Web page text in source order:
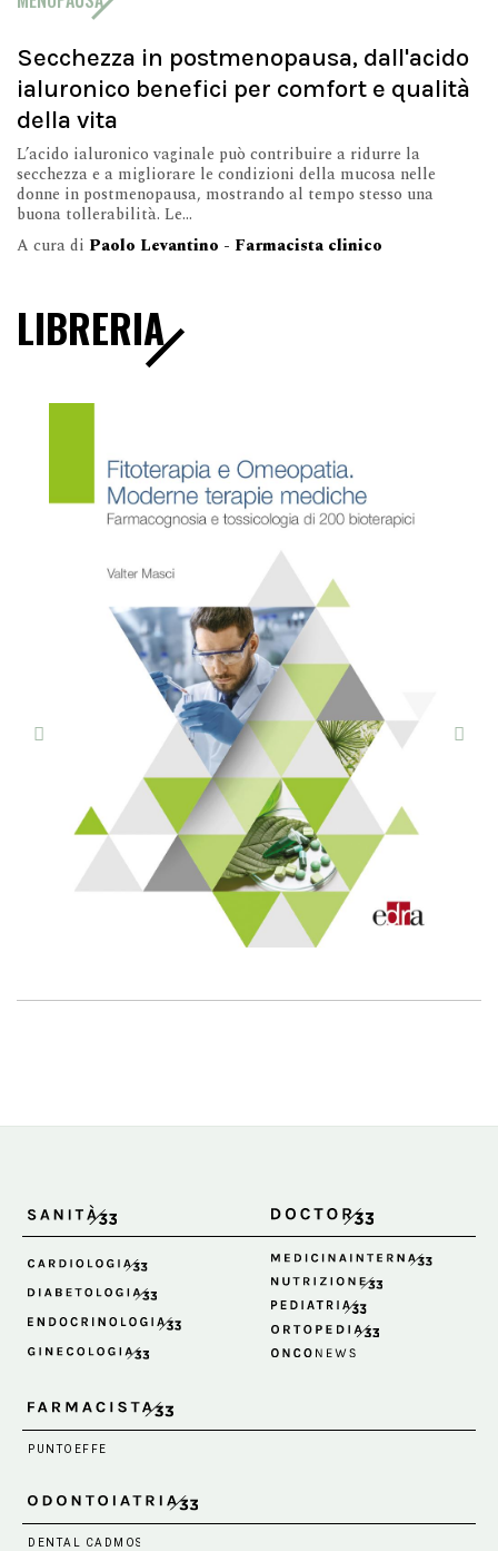
Secchezza in postmenopausa, dall'acido
ialuronico benefici per comfort e qualità
della vita
L’acido ialuronico vaginale può contribuire a ridurre la
secchezza e a migliorare le condizioni della mucosa nelle
donne in postmenopausa, mostrando al tempo stesso una
buona tollerabilità. Le...
A cura di Paolo Levantino - Farmacista clinico
LIBRERIA